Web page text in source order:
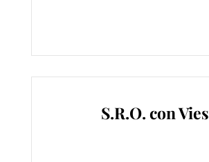
S.R.O. con Vies